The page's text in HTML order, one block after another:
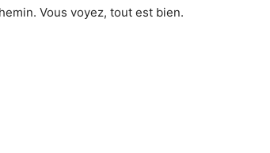
Vous voyez, tout est bien.